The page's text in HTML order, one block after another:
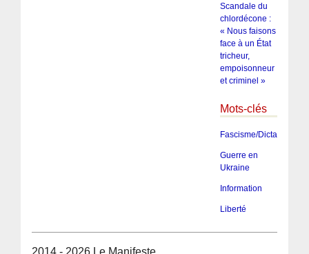
Scandale du
chlordécone :
« Nous faisons
face à un État
tricheur,
empoisonneur
et criminel »
Mots-clés
Fascisme/Dictature/
Guerre en
Ukraine
Information
Liberté